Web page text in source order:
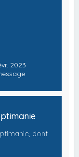
2023
dont